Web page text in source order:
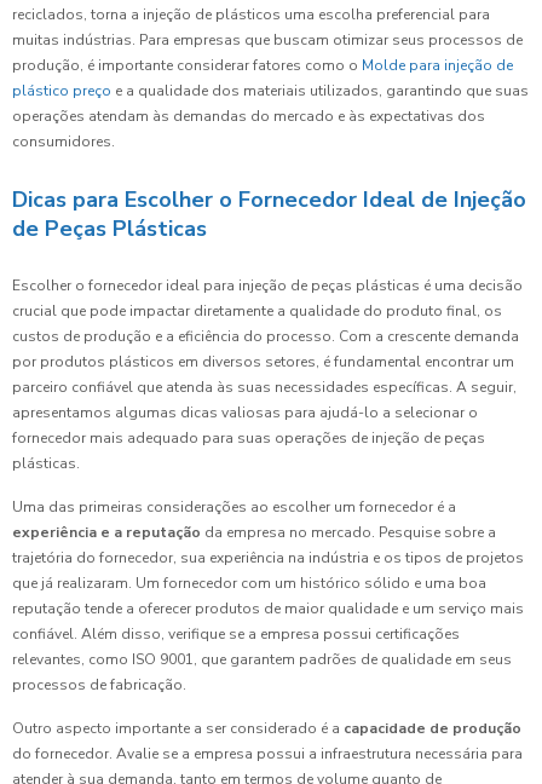
reciclados, torna a injeção de plásticos uma escolha preferencial para
muitas indústrias. Para empresas que buscam otimizar seus processos de
produção, é importante considerar fatores como o Molde para injeção de
plástico preço e a qualidade dos materiais utilizados, garantindo que suas
operações atendam às demandas do mercado e às expectativas dos
consumidores.
Dicas para Escolher o Fornecedor Ideal de Injeção
de Peças Plásticas
Escolher o fornecedor ideal para injeção de peças plásticas é uma decisão
crucial que pode impactar diretamente a qualidade do produto final, os
custos de produção e a eficiência do processo. Com a crescente demanda
por produtos plásticos em diversos setores, é fundamental encontrar um
parceiro confiável que atenda às suas necessidades específicas. A seguir,
apresentamos algumas dicas valiosas para ajudá-lo a selecionar o
fornecedor mais adequado para suas operações de injeção de peças
plásticas.
Uma das primeiras considerações ao escolher um fornecedor é a
experiência e a reputação da empresa no mercado. Pesquise sobre a
trajetória do fornecedor, sua experiência na indústria e os tipos de projetos
que já realizaram. Um fornecedor com um histórico sólido e uma boa
reputação tende a oferecer produtos de maior qualidade e um serviço mais
confiável. Além disso, verifique se a empresa possui certificações
relevantes, como ISO 9001, que garantem padrões de qualidade em seus
processos de fabricação.
Outro aspecto importante a ser considerado é a capacidade de produção
do fornecedor. Avalie se a empresa possui a infraestrutura necessária para
atender à sua demanda, tanto em termos de volume quanto de